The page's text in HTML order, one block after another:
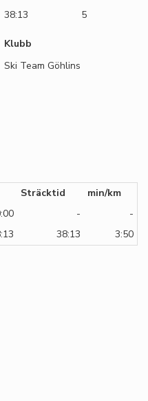
38:13
5
Klubb
Ski Team Göhlins
Sträcktid
min/km
-
-
38:13 3:50